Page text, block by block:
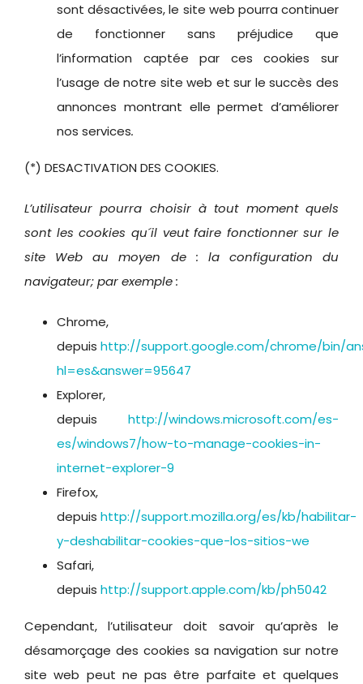
sont désactivées, le site web pourra continuer
de fonctionner sans préjudice que
l’information captée par ces cookies sur
l’usage de notre site web et sur le succès des
annonces montrant elle permet d’améliorer
nos services.
(*) DESACTIVATION DES COOKIES.
L’utilisateur pourra choisir à tout moment quels
sont les cookies qu´il veut faire fonctionner sur le
site Web au moyen de : la configuration du
navigateur; par exemple :
Chrome,
depuis http://support.google.com/chrome/bin/
hl=es&answer=95647
Explorer,
depuis http://windows.microsoft.com/es-
es/windows7/how-to-manage-cookies-in-
internet-explorer-9
Firefox,
depuis http://support.mozilla.org/es/kb/habilitar-
y-deshabilitar-cookies-que-los-sitios-we
Safari,
depuis http://support.apple.com/kb/ph5042
Cependant, l’utilisateur doit savoir qu’après le
désamorçage des cookies sa navigation sur notre
site web peut ne pas être parfaite et quelques